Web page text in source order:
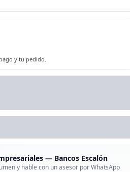
y tu pedido.
— Bancos Escalón
y hable con un asesor por WhatsApp